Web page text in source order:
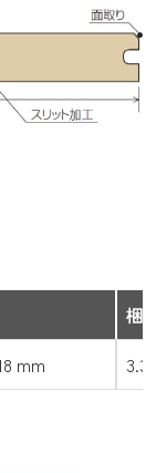
梱
mm 3.3